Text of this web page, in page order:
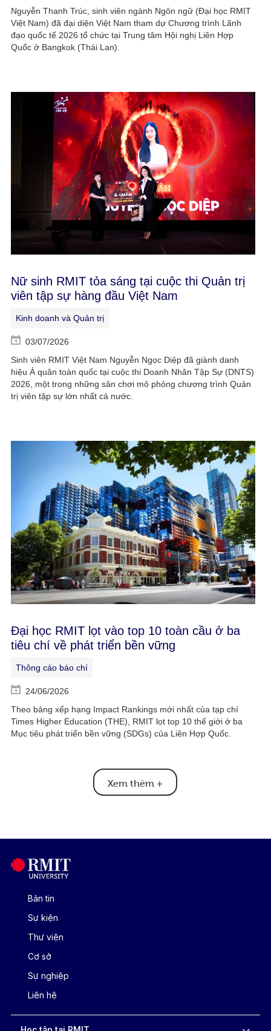
Nguyễn Thanh Trúc, sinh viên ngành Ngôn ngữ (Đại học RMIT
Việt Nam) đã đại diện Việt Nam tham dự Chương trình Lãnh
đạo quốc tế 2026 tổ chức tại Trung tâm Hội nghị Liên Hợp
Quốc ở Bangkok (Thái Lan).
Nữ sinh RMIT tỏa sáng tại cuộc thi Quản trị
viên tập sự hàng đầu Việt Nam
Kinh doanh và Quản trị
03/07/2026
Sinh viên RMIT Việt Nam Nguyễn Ngọc Diệp đã giành danh
hiệu Á quân toàn quốc tại cuộc thi Doanh Nhân Tập Sự (DNTS)
2026, một trong những sân chơi mô phỏng chương trình Quản
trị viên tập sự lớn nhất cả nước.
Đại học RMIT lọt vào top 10 toàn cầu ở ba
tiêu chí về phát triển bền vững
Thông cáo báo chí
24/06/2026
Theo bảng xếp hạng Impact Rankings mới nhất của tạp chí
Times Higher Education (THE), RMIT lọt top 10 thế giới ở ba
Mục tiêu phát triển bền vững (SDGs) của Liên Hợp Quốc.
Xem thêm +
Bản tin
Sự kiện
Thư viện
Cơ sở
Sự nghiệp
Liên hệ